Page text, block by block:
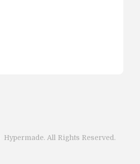
Hypermade. All Rights Reserved.